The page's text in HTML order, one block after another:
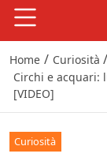
Home / Curiosità /
Circhi e acquari:
[VIDEO]
Curiosità